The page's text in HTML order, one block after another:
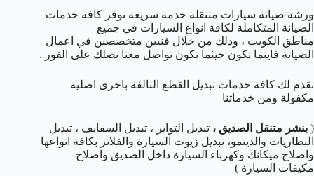
ورشة صيانة سيارات متنقلة خدمة سريعة توفر كافة خدمات
الصيانة المتكاملة لكافة انواع السيارات في جميع
مناطق الكويت ، وذلك من خلال فنيين متخصصين في اعمال
الصيانة فاينما تكون حيثما تكون تواصل معنا نصلك على الفور .
نقدم لك كافة خدمات تبديل القطع التالفة باخرى اصلية
مكفولة ومن خدماتنا
( بنشر متنقل الصديق ، تبديل التواير ، تبديل السفايف ، تبديل
البطاريات والدينمو، تبديل زيوت السيارة والفلاتر بكافة انواعها
واصلاح ميكانك وكهرباء السيارة داخل الصديق واصلاح
مكيفات السيارة )